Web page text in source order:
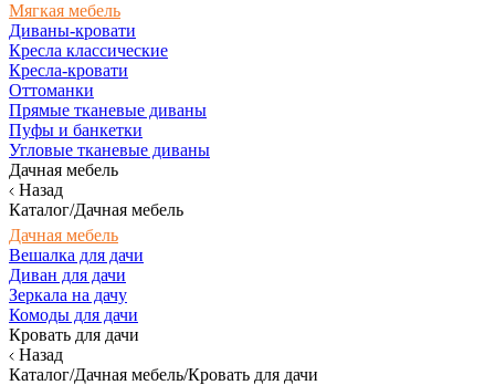
Мягкая мебель
Диваны-кровати
Кресла классические
Кресла-кровати
Оттоманки
Прямые тканевые диваны
Пуфы и банкетки
Угловые тканевые диваны
Дачная мебель
Назад
Каталог/Дачная мебель
Дачная мебель
Вешалка для дачи
Диван для дачи
Зеркала на дачу
Комоды для дачи
Кровать для дачи
Назад
Каталог/Дачная мебель/Кровать для дачи